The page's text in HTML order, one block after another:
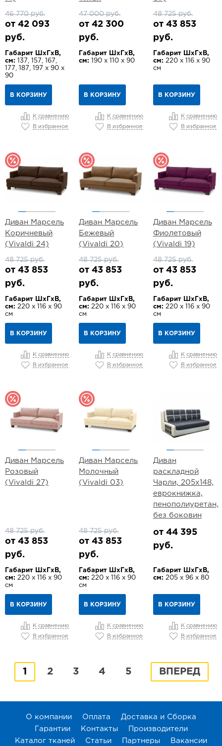
46 770 руб.
от 42 093
руб.
Габарит ШхГхВ,
см: 137, 157, 167,
177, 187, 197 х 90 х
90
В КОРЗИНУ
К сравнению
В избранное
47 000 руб.
от 42 300
руб.
Габарит ШхГхВ,
см:
190 х 110 х 90
В КОРЗИНУ
К сравнению
В избранное
48 725 руб.
от 43 853
руб.
Габарит ШхГхВ,
см: 220 х 116 х 90
см
В КОРЗИНУ
К сравнению
В избранное
Диван Марсель
Коричневый
(Vivaldi 24)
48 725 руб.
от 43 853
руб.
Габарит ШхГхВ,
см: 220 х 116 х 90
см
В КОРЗИНУ
К сравнению
В избранное
Диван Марсель
Бежевый
(Vivaldi 20)
48 725 руб.
от 43 853
руб.
Габарит ШхГхВ,
см: 220 х 116 х 90
см
В КОРЗИНУ
К сравнению
В избранное
Диван Марсель
Фиолетовый
(Vivaldi 19)
48 725 руб.
от 43 853
руб.
Габарит ШхГхВ,
см: 220 х 116 х 90
см
В КОРЗИНУ
К сравнению
В избранное
Диван Марсель
Розовый
(Vivaldi 27)
48 725 руб.
от 43 853
руб.
Габарит ШхГхВ,
см: 220 х 116 х 90
см
В КОРЗИНУ
К сравнению
В избранное
Диван Марсель
Молочный
(Vivaldi 03)
48 725 руб.
от 43 853
руб.
Габарит ШхГхВ,
см: 220 х 116 х 90
см
В КОРЗИНУ
К сравнению
В избранное
Диван
раскладной
Чарли, 205х148,
еврокнижка,
пенополиуретан,
без боковин
от 44 395
руб.
Габарит ШхГхВ,
см: 205 х 96 х 80
В КОРЗИНУ
К сравнению
В избранное
1 2 3 4 5 ВПЕРЕД
О компании Оплата
Доставка и Сборка
Гарантии
Контакты
Производители
Каталог тканей
Статьи Партнеры Вакансии